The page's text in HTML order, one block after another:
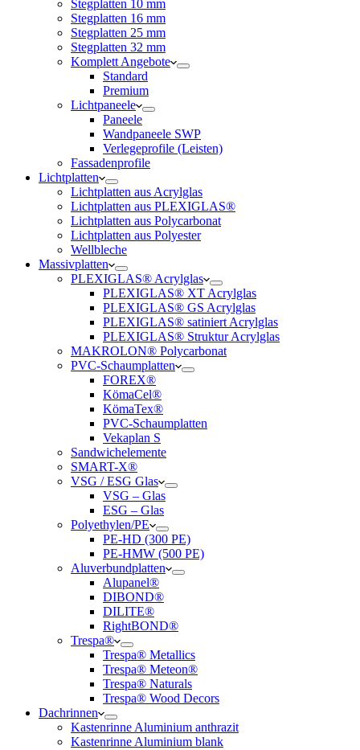
Stegplatten 10 mm
Stegplatten 16 mm
Stegplatten 25 mm
Stegplatten 32 mm
Komplett Angebote
Standard
Premium
Lichtpaneele
Paneele
Wandpaneele SWP
Verlegeprofile (Leisten)
Fassadenprofile
Lichtplatten
Lichtplatten aus Acrylglas
Lichtplatten aus PLEXIGLAS®
Lichtplatten aus Polycarbonat
Lichtplatten aus Polyester
Wellbleche
Massivplatten
PLEXIGLAS® Acrylglas
PLEXIGLAS® XT Acrylglas
PLEXIGLAS® GS Acrylglas
PLEXIGLAS® satiniert Acrylglas
PLEXIGLAS® Struktur Acrylglas
MAKROLON® Polycarbonat
PVC-Schaumplatten
FOREX®
KömaCel®
KömaTex®
PVC-Schaumplatten
Vekaplan S
Sandwichelemente
SMART-X®
VSG / ESG Glas
VSG – Glas
ESG – Glas
Polyethylen/PE
PE-HD (300 PE)
PE-HMW (500 PE)
Aluverbundplatten
Alupanel®
DIBOND®
DILITE®
RightBOND®
Trespa®
Trespa® Metallics
Trespa® Meteon®
Trespa® Naturals
Trespa® Wood Decors
Dachrinnen
Kastenrinne Aluminium anthrazit
Kastenrinne Aluminium blank